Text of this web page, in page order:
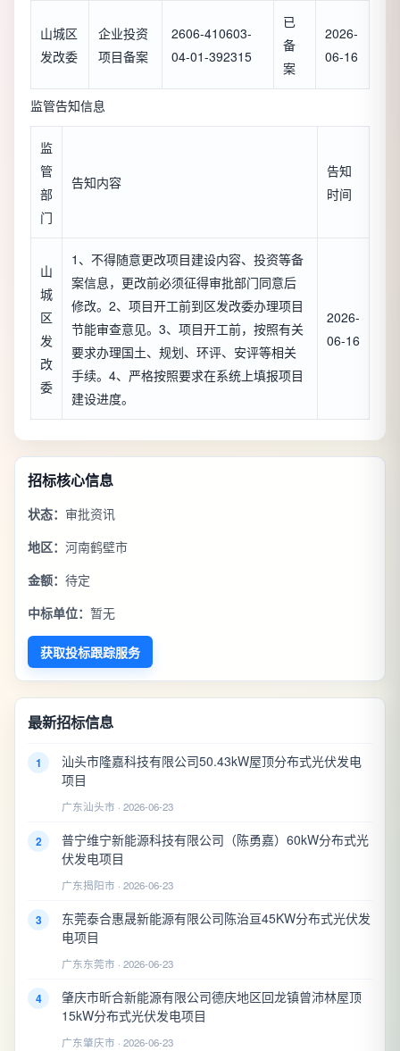
山城区
发改委
企业投资
项目备案
2606-410603-
04-01-392315
已
备
案
2026-
06-16
监管告知信息
监
管
部
门
告知内容
告知
时间
山
城
区
发
改
委
1、不得随意更改项目建设内容、投资等备
案信息，更改前必须征得审批部门同意后
修改。2、项目开工前到区发改委办理项目
节能审查意见。3、项目开工前，按照有关
要求办理国土、规划、环评、安评等相关
手续。4、严格按照要求在系统上填报项目
建设进度。
2026-
06-16
招标核心信息
状态： 审批资讯
地区： 河南鹤壁市
金额： 待定
中标单位： 暂无
获取投标跟踪服务
最新招标信息
1
汕头市隆嘉科技有限公司50.43kW屋顶分布式光伏发电
项目
广东汕头市 · 2026-06-23
2
普宁维宁新能源科技有限公司（陈勇嘉）60kW分布式光
伏发电项目
广东揭阳市 · 2026-06-23
3
东莞泰合惠晟新能源有限公司陈治亘45KW分布式光伏发
电项目
广东东莞市 · 2026-06-23
4
肇庆市昕合新能源有限公司德庆地区回龙镇曾沛林屋顶
15kW分布式光伏发电项目
广东肇庆市 · 2026-06-23